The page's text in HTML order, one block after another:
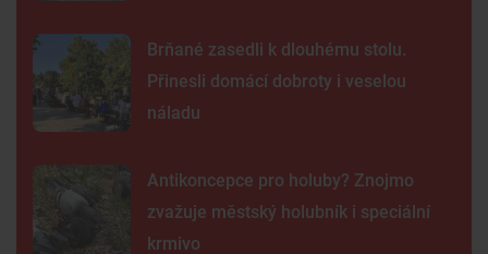
Brňané zasedli k dlouhému stolu.
Přinesli domácí dobroty i veselou
náladu
Antikoncepce pro holuby? Znojmo
zvažuje městský holubník i speciální
krmivo